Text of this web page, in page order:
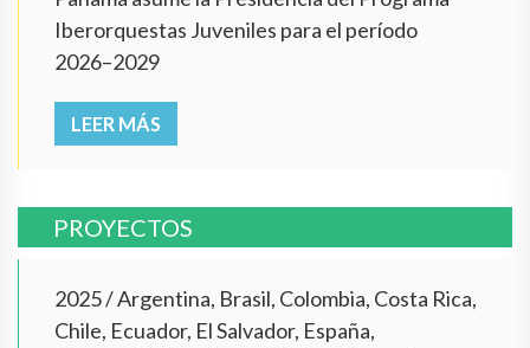
Iberorquestas Juveniles para el período
2026–2029
LEER MÁS
PROYECTOS
2025/Argentina, Brasil, Colombia, Costa Rica,
Chile, Ecuador, El Salvador, España,